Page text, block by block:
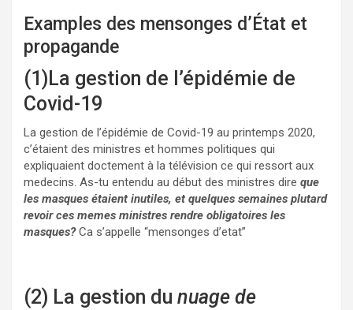
Examples des mensonges d’État et
propagande
(1)La gestion de l’épidémie de
Covid-19
La gestion de l’épidémie de Covid-19 au printemps 2020,
c’étaient des ministres et hommes politiques qui
expliquaient doctement à la télévision ce qui ressort aux
medecins. As-tu entendu au début des ministres dire que
les masques étaient inutiles, et quelques semaines plutard
revoir ces memes ministres rendre obligatoires les
masques? Ca s’appelle “mensonges d’etat”
(2) La gestion du nuage de